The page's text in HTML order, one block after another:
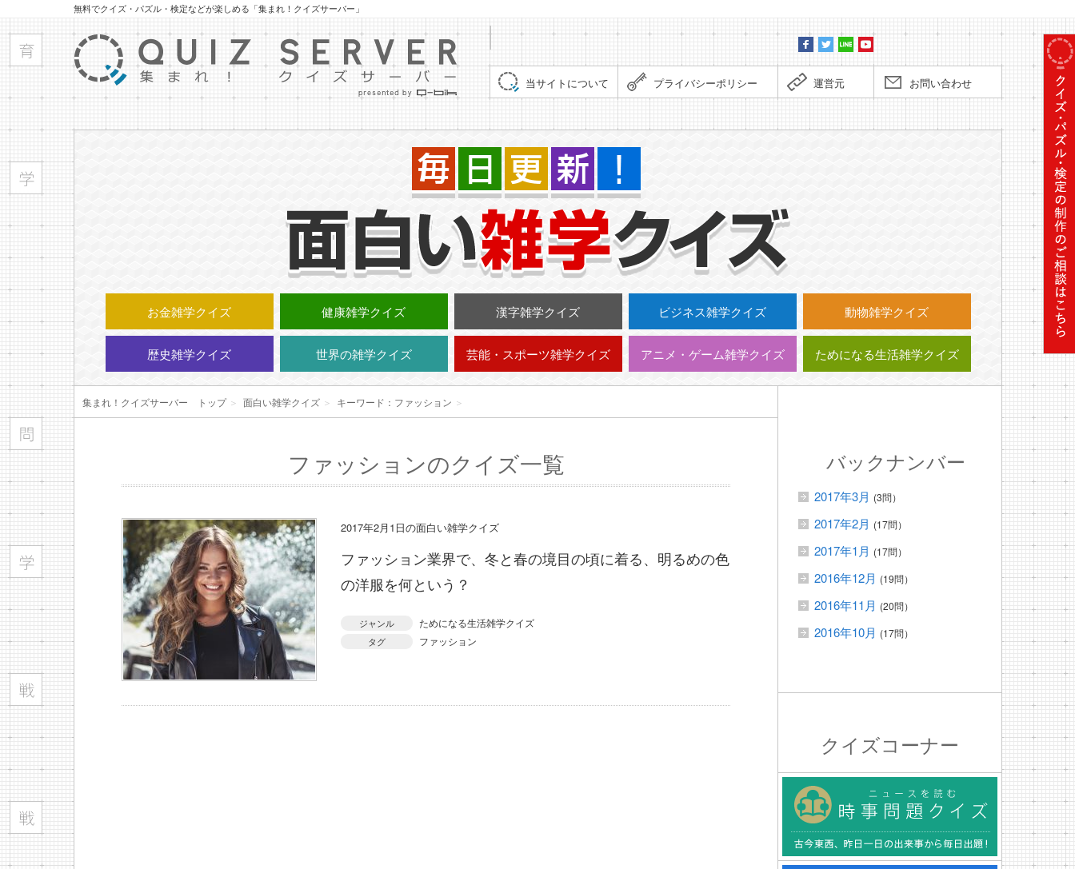
無料でクイズ・パズル・検定などが楽しめる「集まれ！クイズサーバー」
当サイトについて プライバシーポリシー 運営元 お問い合わせ
毎日
お金雑学クイズ 健康雑学クイズ 漢字雑学クイズ ビジネス雑学クイズ 動物雑学クイズ
歴史雑学クイズ 世界の雑学クイズ 芸能・スポーツ雑学クイズ アニメ・ゲーム雑学クイズ ためになる生活雑学クイズ
集まれ！クイズサーバー トップ＞ 面白い雑学クイズ ＞ キーワード：ファッション ＞
ファッションのクイズ一覧
2017年2月1日の面白い雑学クイズ
ファッション業界で、冬と春の境目の頃に着る、明るめの色
の洋服を何という？
ジャンル ためになる生活雑学クイズ
タグ ファッション
バックナンバー
2017年3月 (3問）
2017年2月 (17問）
2017年1月 (17問）
2016年12月 (19問）
2016年11月 (20問）
2016年10月 (17問）
クイズコーナー